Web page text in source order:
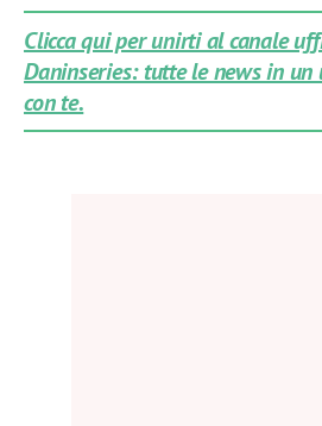
Clicca qui per unirti al canale
Daninseries: tutte le news in un
con te.